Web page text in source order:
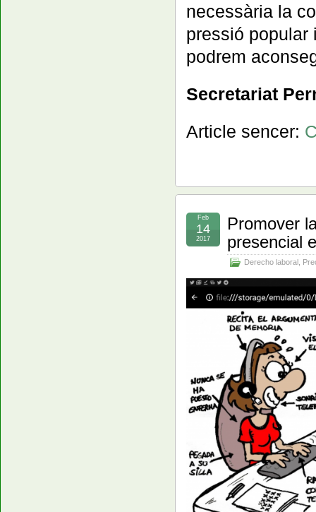
necessària la
pressió popular
podrem
Secretariat
Article sencer:
Promover
presencial
Derecho laboral
Feb
14
2017